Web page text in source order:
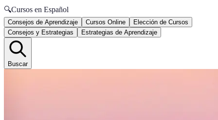
🔍Cursos en Español
Consejos de Aprendizaje Cursos Online
Elección de Cursos
Consejos y Estrategias
Estrategias de Aprendizaje
Buscar